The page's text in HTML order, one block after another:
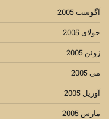
آگوست 2005
جولای 2005
ژوئن 2005
می 2005
آوریل 2005
مارس 2005